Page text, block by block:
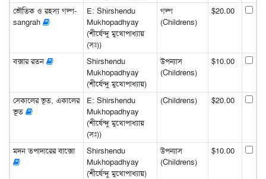
ভৌতিক ও রহস্য গল্প-
sangrah
E: Shirshendu
Mukhopadhyay
(শীর্ষেন্দু মুখোপাধ্যায়
(সঃ))
গল্প
(Childrens)
$20.00
বক্সার রতন
Shirshendu
Mukhopadhyay
(শীর্ষেন্দু মুখোপাধ্যায়)
উপন্যাস
(Childrens)
$10.00
সেকালের ভূত, একালের
ভূত
E: Shirshendu
Mukhopadhyay
(শীর্ষেন্দু মুখোপাধ্যায়
(সঃ))
(Childrens) $20.00
মদন তপাদারের বাক্সো
Shirshendu
Mukhopadhyay
(শীর্ষেন্দু মুখোপাধ্যায়)
উপন্যাস
(Childrens)
$10.00